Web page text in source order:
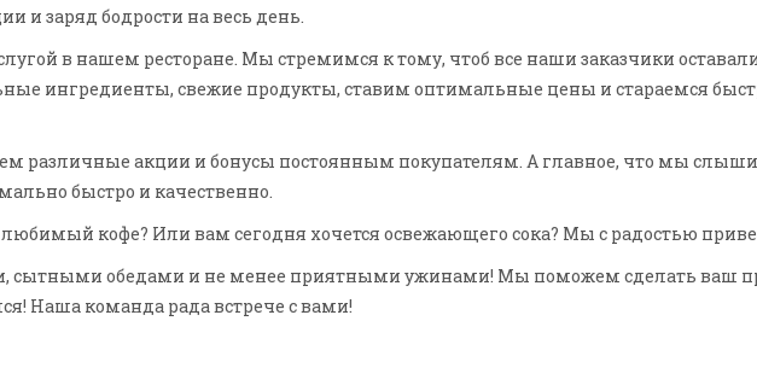
и заряд бодрости на весь день.
в нашем ресторане. Мы стремимся к тому, чтоб все наши заказчики
ингредиенты, свежие продукты, ставим оптимальные цены и стараемся
различные акции и бонусы постоянным покупателям. А главное, что мы
быстро и качественно.
кофе? Или вам сегодня хочется освежающего сока? Мы с радостью
сытными обедами и не менее приятными ужинами! Мы поможем сделать ваш
Наша команда рада встрече с вами!